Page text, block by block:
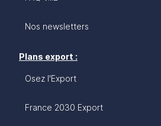
Nos newsletters
Plans export :
Osez l'Export
France 2030 Export